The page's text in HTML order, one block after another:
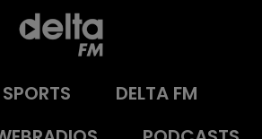
SPORTS
DELTA FM